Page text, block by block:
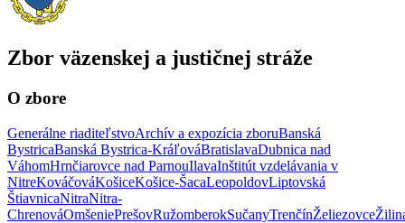
Zbor väzenskej a justičnej stráže
O zbore
Generálne riaditeľstvoArchív a expozícia zboruBanská
BystricaBanská Bystrica-KráľováBratislavaDubnica nad
VáhomHrnčiarovce nad ParnouIlavaInštitút vzdelávania v
NitreKováčováKošiceKošice-ŠacaLeopoldovLiptovská
ŠtiavnicaNitraNitra-
ChrenováOmšeniePrešovRužomberokSučanyTrenčínŽeliezovce